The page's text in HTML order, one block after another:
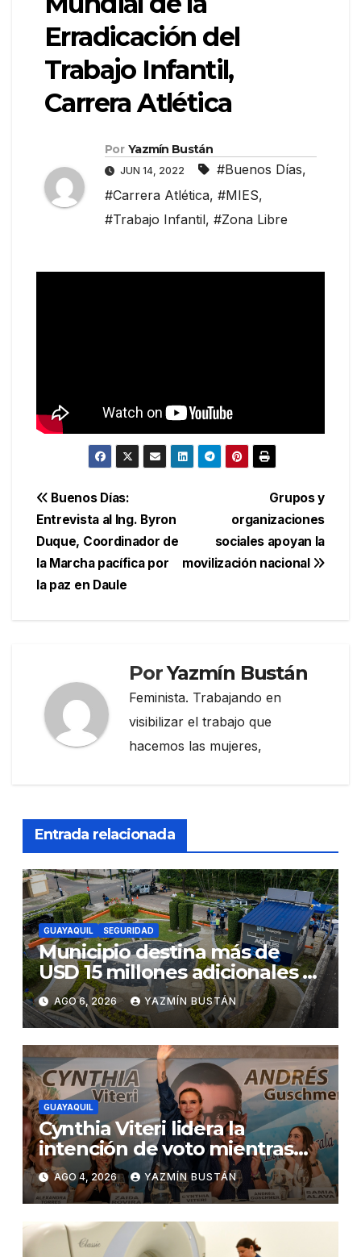
Erradicación del
Trabajo Infantil,
Carrera Atlética
Por Yazmín Bustán
JUN 14, 2022 #Buenos Días,
#Carrera Atlética, #MIES,
#Trabajo Infantil, #Zona Libre
Navegación
de
entradas
Grupos y
organizaciones
sociales apoyan la
movilización nacional
Buenos Días:
Entrevista al Ing. Byron
Duque, Coordinador de
la Marcha pacífica por
la paz en Daule
PorYazmín Bustán
Feminista. Trabajando en
visibilizar el trabajo que
hacemos las mujeres,
Entrada relacionada
GUAYAQUIL SEGURIDAD
Municipio destina más de
USD 15 millones adicionales a
SEGURA EP para fortalecer la
seguridad ciudadana
AGO 6, 2026 YAZMÍN BUSTÁN
GUAYAQUIL
Cynthia Viteri lidera la
intención de voto mientras
Andrés Guschmer muestra
un destacado crecimiento,
según AtlasIntel
AGO 4, 2026 YAZMÍN BUSTÁN